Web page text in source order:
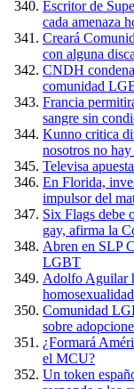
Escritor de
cada amenaza
Creará
con alguna
CNDH
comunidad
Francia
sangre sin
Kunno critica
nosotros no
Televisa
En Florida,
impulsor del
Six Flags debe
gay, afirma la
Abren en SLP
LGBT
Adolfo Aguilar
homosexualidad
Comunidad
sobre
¿Formará
el MCU?
Un token